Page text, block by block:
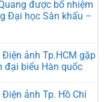
được bổ nhiệm
Đại học Sân khấu –
ảnh Tp.HCM gặp
đại biểu Hàn quốc
ảnh Tp. Hồ Chí